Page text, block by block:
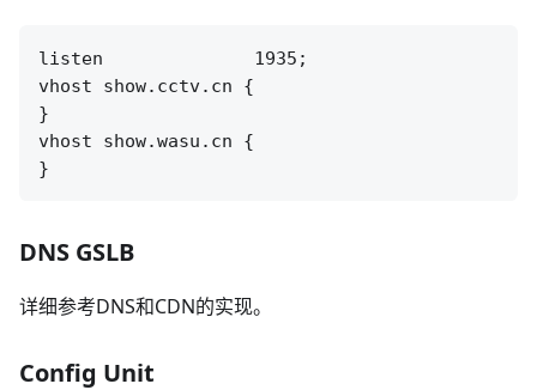
listen              1935;
vhost show.cctv.cn {
}
vhost show.wasu.cn {
DNS GSLB
详细参考DNS和CDN的实现。
Config Unit